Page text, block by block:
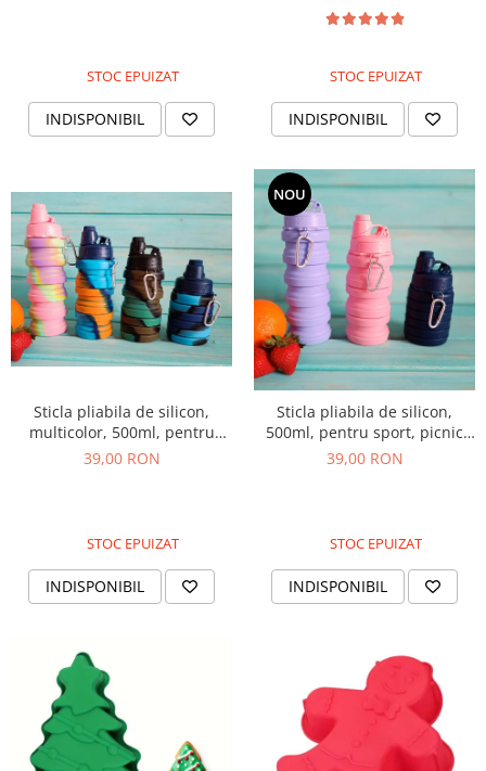
STOC EPUIZAT
INDISPONIBIL
STOC EPUIZAT
INDISPONIBIL
Sticla pliabila de silicon,
multicolor, 500ml, pentru
sport, picnic sau drumetie
39,00 RON
STOC EPUIZAT
INDISPONIBIL
NOU
Sticla pliabila de silicon,
500ml, pentru sport, picnic
sau drumetie.
39,00 RON
STOC EPUIZAT
INDISPONIBIL